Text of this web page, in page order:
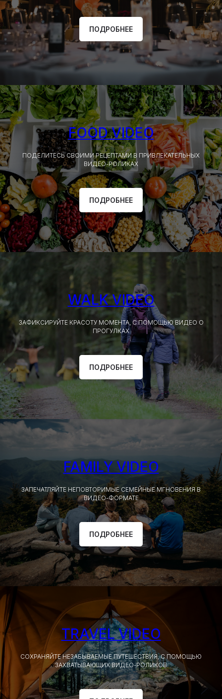
ПОДРОБНЕЕ
FOOD VIDEO
ПОДЕЛИТЕСЬ СВОИМИ РЕЦЕПТАМИ В ПРИВЛЕКАТЕЛЬНЫХ
ВИДЕО-РОЛИКАХ
ПОДРОБНЕЕ
WALK VIDEO
ЗАФИКСИРУЙТЕ КРАСОТУ МОМЕНТА, С ПОМОЩЬЮ ВИДЕО О
ПРОГУЛКАХ
ПОДРОБНЕЕ
FAMILY VIDEO
ЗАПЕЧАТЛЯЙТЕ НЕПОВТОРИМЫЕ СЕМЕЙНЫЕ МГНОВЕНИЯ В
ВИДЕО-ФОРМАТЕ
ПОДРОБНЕЕ
TRAVEL VIDEO
СОХРАНЯЙТЕ НЕЗАБЫВАЕМЫЕ ПУТЕШЕСТВИЯ, С ПОМОЩЬЮ
ЗАХВАТЫВАЮЩИХ ВИДЕО-РОЛИКОВ